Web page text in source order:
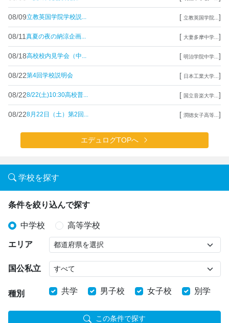
08/09立教英国学院学校説... [ 立教英国学院... ]
08/11 真夏の夜の納涼企画... [ 大妻多摩中学... ]
08/18高校校内見学会（中... [ 明治学院中学... ]
08/22第4回学校説明会 [ 日本工業大学... ]
08/228/22(土)10:30高校普... [ 国立音楽大学... ]
08/228月22日（土）第2回... [ 潤徳女子高等... ]
エデュログTOPへ
学校を探す
条件を絞り込んで探す
中学校 高等学校
エリア
国公私立
種別 共学 男子校 女子校 別学
この条件で探す